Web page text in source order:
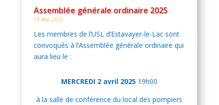
Assemblée générale ordinaire 2025
19 Mar 2025
Les membres de l’USL d’Estavayer-le-Lac sont
convoqués à l’Assemblée générale ordinaire qui
aura lieu le :
MERCREDI 2 avril 2025 19h00
à la salle de conférence du local des pompiers